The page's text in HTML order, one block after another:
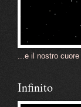
...e il nostro
Infinito